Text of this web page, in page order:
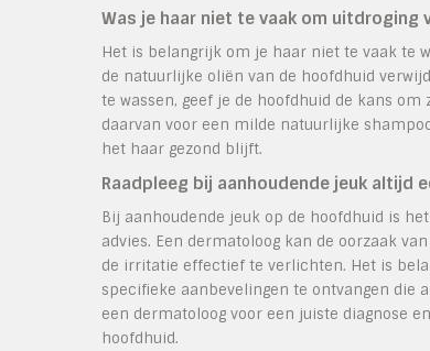
Was je haar niet te vaak om uitdroging
Het is belangrijk om je haar niet te vaak te
de natuurlijke oliën van de hoofdhuid
te wassen, geef je de hoofdhuid de kans
daarvan voor een milde natuurlijke
het haar gezond blijft.
Raadpleeg bij aanhoudende jeuk altijd
Bij aanhoudende jeuk op de hoofdhuid is
advies. Een dermatoloog kan de oorzaak
de irritatie effectief te verlichten. Het is
specifieke aanbevelingen te ontvangen die
een dermatoloog voor een juiste diagnose
hoofdhuid.